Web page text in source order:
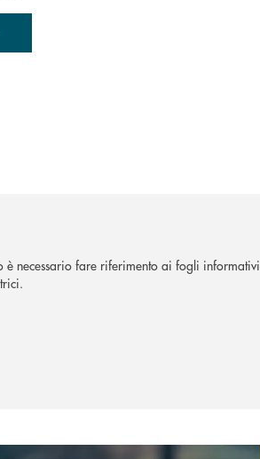
è necessario fare riferimento ai fogli informativi